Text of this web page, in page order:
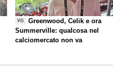
VG
Greenwood, Celik e ora
Summerville: qualcosa nel
calciomercato non va